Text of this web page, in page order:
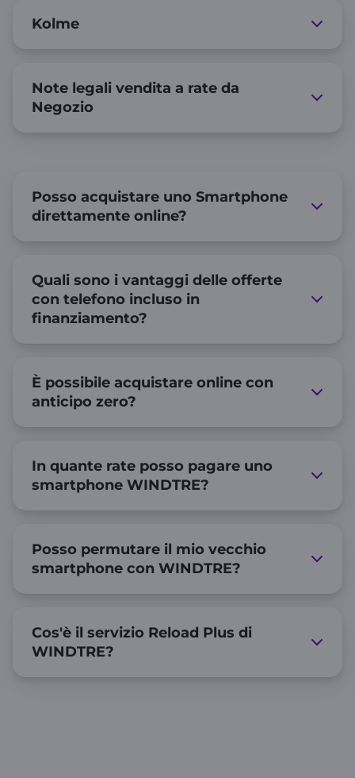
Kolme
Note legali vendita a rate da
Negozio
Posso acquistare uno Smartphone
direttamente online?
Quali sono i vantaggi delle offerte
con telefono incluso in
finanziamento?
È possibile acquistare online con
anticipo zero?
In quante rate posso pagare uno
smartphone WINDTRE?
Posso permutare il mio vecchio
smartphone con WINDTRE?
Cos'è il servizio Reload Plus di
WINDTRE?